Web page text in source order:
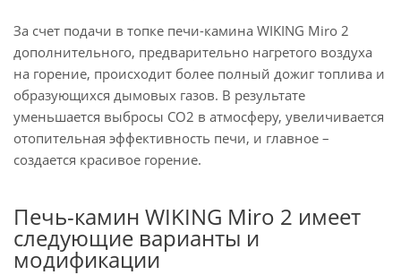
За счет подачи в топке печи-камина WIKING Miro 2
дополнительного, предварительно нагретого воздуха
на горение, происходит более полный дожиг топлива и
образующихся дымовых газов. В результате
уменьшается выбросы CO2 в атмосферу, увеличивается
отопительная эффективность печи, и главное –
создается красивое горение.
Печь-камин WIKING Miro 2 имеет
следующие варианты и
модификации